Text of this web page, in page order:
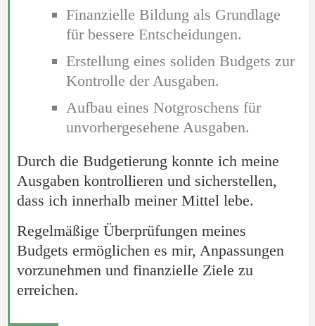
Finanzielle Bildung als Grundlage
für bessere Entscheidungen.
Erstellung eines soliden Budgets zur
Kontrolle der Ausgaben.
Aufbau eines Notgroschens für
unvorhergesehene Ausgaben.
Durch die Budgetierung konnte ich meine
Ausgaben kontrollieren und sicherstellen,
dass ich innerhalb meiner Mittel lebe.
Regelmäßige Überprüfungen meines
Budgets ermöglichen es mir, Anpassungen
vorzunehmen und finanzielle Ziele zu
erreichen.